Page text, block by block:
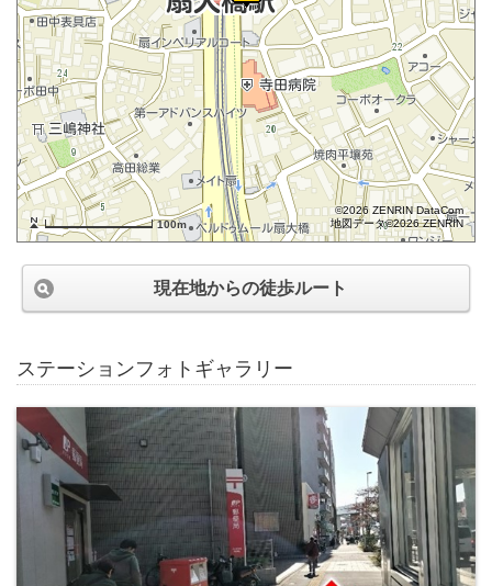
100m
©2026 ZENRIN DataCom
地図データ©2026 ZENRIN
現在地からの徒歩ルート
ステーションフォトギャラリー